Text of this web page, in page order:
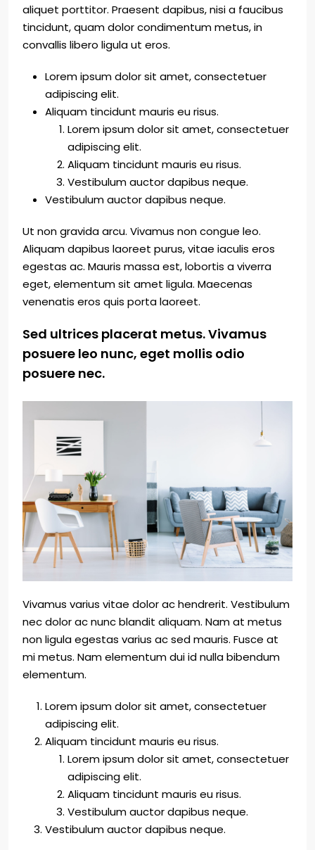
aliquet porttitor. Praesent dapibus, nisi a faucibus
tincidunt, quam dolor condimentum metus, in
convallis libero ligula ut eros.
Lorem ipsum dolor sit amet, consectetuer
adipiscing elit.
Aliquam tincidunt mauris eu risus.
Lorem ipsum dolor sit amet, consectetuer
adipiscing elit.
Aliquam tincidunt mauris eu risus.
Vestibulum auctor dapibus neque.
Vestibulum auctor dapibus neque.
Ut non gravida arcu. Vivamus non congue leo.
Aliquam dapibus laoreet purus, vitae iaculis eros
egestas ac. Mauris massa est, lobortis a viverra
eget, elementum sit amet ligula. Maecenas
venenatis eros quis porta laoreet.
Sed ultrices placerat metus. Vivamus
posuere leo nunc, eget mollis odio
posuere nec.
Vivamus varius vitae dolor ac hendrerit. Vestibulum
nec dolor ac nunc blandit aliquam. Nam at metus
non ligula egestas varius ac sed mauris. Fusce at
mi metus. Nam elementum dui id nulla bibendum
elementum.
Lorem ipsum dolor sit amet, consectetuer
adipiscing elit.
Aliquam tincidunt mauris eu risus.
Lorem ipsum dolor sit amet, consectetuer
adipiscing elit.
Aliquam tincidunt mauris eu risus.
Vestibulum auctor dapibus neque.
Vestibulum auctor dapibus neque.